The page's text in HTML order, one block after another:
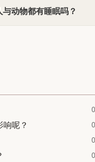
与动物都有睡眠吗？
响呢？